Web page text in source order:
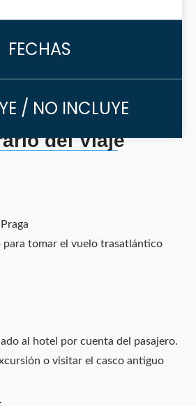
FECHAS
/ NO INCLUYE
del Viaje
para tomar el vuelo trasatlántico
al hotel por cuenta del pasajero.
o visitar el casco antiguo